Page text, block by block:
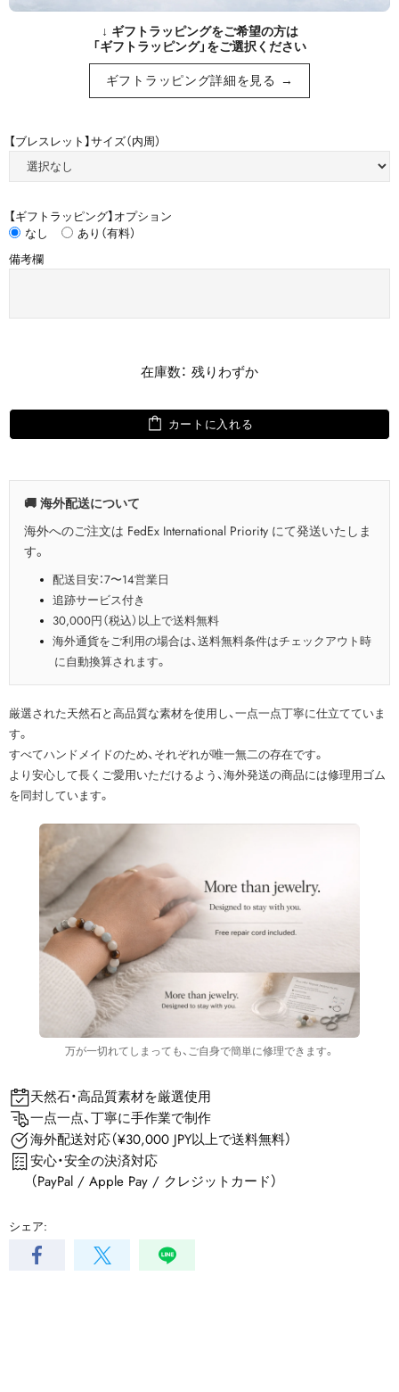
↓ ギフトラッピングをご希望の方は
「ギフトラッピング」をご選択ください
ギフトラッピング詳細を見る →
【ブレスレット】サイズ（内周）
【ギフトラッピング】オプション
なし
あり（有料）
備考欄
在庫数： 残りわずか
カートに入れる
🚚 海外配送について
海外へのご注文は FedEx International Priority にて発送いたしま
す。
配送目安：7〜14営業日
追跡サービス付き
30,000円（税込）以上で送料無料
海外通貨をご利用の場合は、送料無料条件はチェックアウト時
に自動換算されます。
厳選された天然石と高品質な素材を使用し、一点一点丁寧に仕立てていま
す。
すべてハンドメイドのため、それぞれが唯一無二の存在です。
より安心して長くご愛用いただけるよう、海外発送の商品には修理用ゴム
を同封しています。
万が一切れてしまっても、ご自身で簡単に修理できます。
天然石・高品質素材を厳選使用
一点一点、丁寧に手作業で制作
海外配送対応（¥30,000 JPY以上で送料無料）
安心・安全の決済対応
（PayPal / Apple Pay / クレジットカード）
シェア: